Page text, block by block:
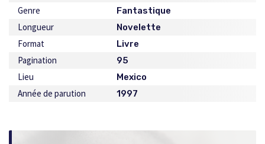
Genre Fantastique
Longueur Novelette
Format Livre
Pagination 95
Lieu Mexico
Année de parution 1997